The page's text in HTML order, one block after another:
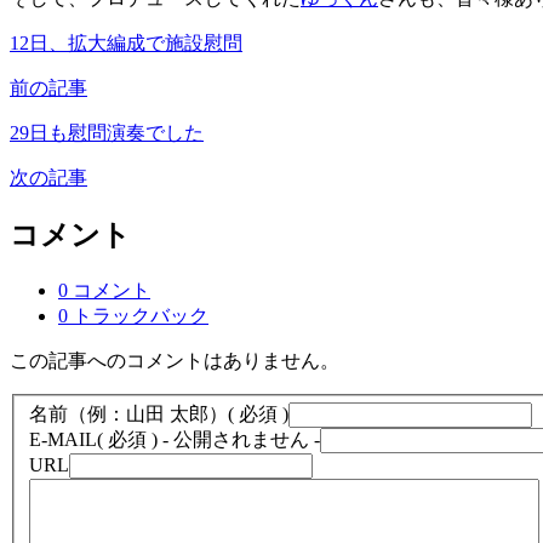
12日、拡大編成で施設慰問
前の記事
29日も慰問演奏でした
次の記事
コメント
0 コメント
0 トラックバック
この記事へのコメントはありません。
名前（例：山田 太郎） ( 必須 )
E-MAIL( 必須 ) - 公開されません -
URL